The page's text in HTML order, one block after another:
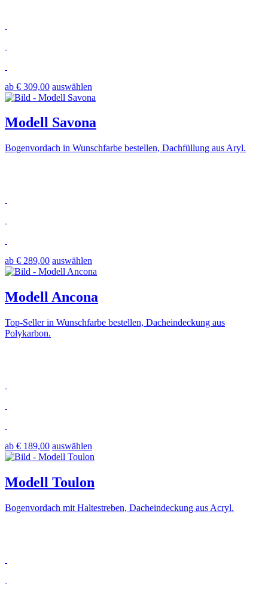
ab € 309,00 auswählen
Modell Savona
Bogenvordach in Wunschfarbe bestellen, Dachfüllung aus Aryl.
ab € 289,00 auswählen
Modell Ancona
Top-Seller in Wunschfarbe bestellen, Dacheindeckung aus
Polykarbon.
ab € 189,00 auswählen
Modell Toulon
Bogenvordach mit Haltestreben, Dacheindeckung aus Acryl.